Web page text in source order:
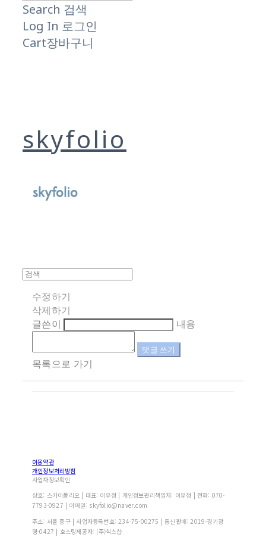
Search 검색
Log In 로그인
Cart장바구니
skyfolio
수정하기
삭제하기
글쓴이
내용
댓글 쓰기
목록으로 가기
이용약관
개인정보처리방침
사업자정보확인
상호: 스카이폴리오 | 대표: 이유정 | 개인정보관리책임자: 이유정 | 전화: 070-
7793-0927 | 이메일: skyfolio@naver.com
주소: 서울 중구 | 사업자등록번호: 234-75-00275 | 통신판매: 2019-경기광
명-0427 | 호스팅제공자: (주)식스샵